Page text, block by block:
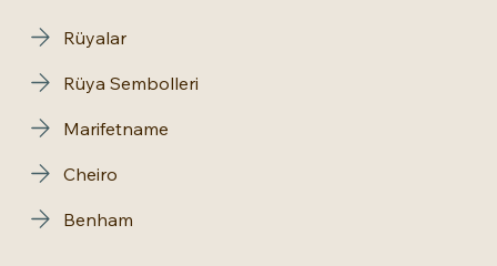
Rüyalar
Rüya Sembolleri
Marifetname
Cheiro
Benham